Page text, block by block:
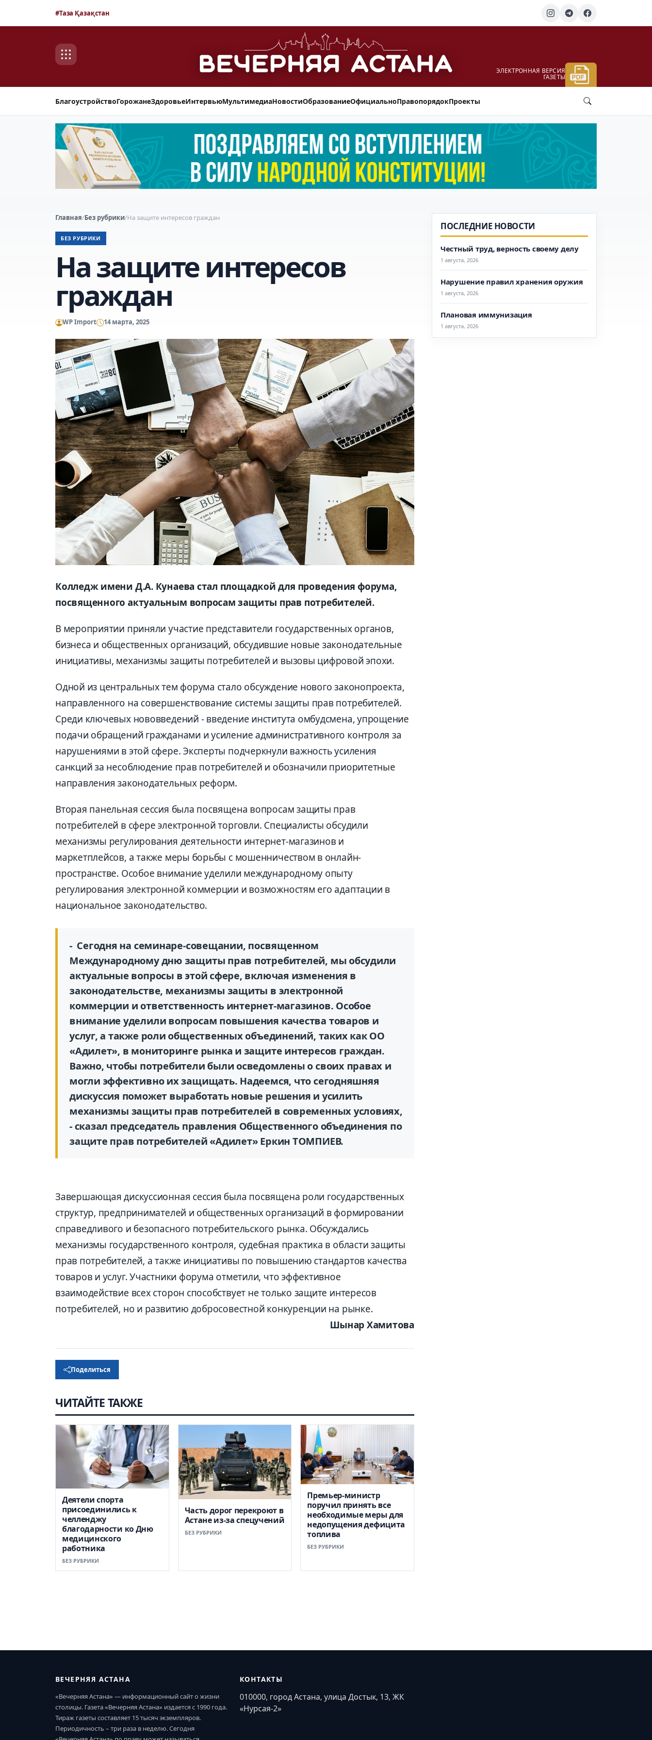
#Таза Қазақстан
ЭЛЕКТРОННАЯ ВЕРСИЯ
ГАЗЕТЫ
БлагоустройствоГорожанеЗдоровьеИнтервьюМультимедиаНовостиОбразованиеОфициальноПравопорядокПроекты
Главная/Без рубрики/На защите интересов граждан
БЕЗ РУБРИКИ
На защите интересов
граждан
WP Import 14 марта, 2025
Колледж имени Д.А. Кунаева стал площадкой для проведения форума,
посвященного актуальным вопросам защиты прав потребителей.
В мероприятии приняли участие представители государственных органов,
бизнеса и общественных организаций, обсудившие новые законодательные
инициативы, механизмы защиты потребителей и вызовы цифровой эпохи.
Одной из центральных тем форума стало обсуждение нового законопроекта,
направленного на совершенствование системы защиты прав потребителей.
Среди ключевых нововведений - введение института омбудсмена, упрощение
подачи обращений гражданами и усиление административного контроля за
нарушениями в этой сфере. Эксперты подчеркнули важность усиления
санкций за несоблюдение прав потребителей и обозначили приоритетные
направления законодательных реформ.
Вторая панельная сессия была посвящена вопросам защиты прав
потребителей в сфере электронной торговли. Специалисты обсудили
механизмы регулирования деятельности интернет-магазинов и
маркетплейсов, а также меры борьбы с мошенничеством в онлайн-
пространстве. Особое внимание уделили международному опыту
регулирования электронной коммерции и возможностям его адаптации в
национальное законодательство.
- Сегодня на семинаре-совещании, посвященном
Международному дню защиты прав потребителей, мы обсудили
актуальные вопросы в этой сфере, включая изменения в
законодательстве, механизмы защиты в электронной
коммерции и ответственность интернет-магазинов. Особое
внимание уделили вопросам повышения качества товаров и
услуг, а также роли общественных объединений, таких как ОО
«Адилет», в мониторинге рынка и защите интересов граждан.
Важно, чтобы потребители были осведомлены о своих правах и
могли эффективно их защищать. Надеемся, что сегодняшняя
дискуссия поможет выработать новые решения и усилить
механизмы защиты прав потребителей в современных условиях,
- сказал председатель правления Общественного объединения по
защите прав потребителей «Адилет» Еркин ТОМПИЕВ.
Завершающая дискуссионная сессия была посвящена роли государственных
структур, предпринимателей и общественных организаций в формировании
справедливого и безопасного потребительского рынка. Обсуждались
механизмы государственного контроля, судебная практика в области защиты
прав потребителей, а также инициативы по повышению стандартов качества
товаров и услуг. Участники форума отметили, что эффективное
взаимодействие всех сторон способствует не только защите интересов
потребителей, но и развитию добросовестной конкуренции на рынке.
Шынар Хамитова
Поделиться
ЧИТАЙТЕ ТАКЖЕ
Деятели спорта
присоединились к
челленджу
благодарности ко Дню
медицинского
работника
БЕЗ РУБРИКИ
Часть дорог перекроют в
Астане из-за спецучений
БЕЗ РУБРИКИ
Премьер-министр
поручил принять все
необходимые меры для
недопущения дефицита
топлива
БЕЗ РУБРИКИ
ПОСЛЕДНИЕ НОВОСТИ
Честный труд, верность своему делу
1 августа, 2026
Нарушение правил хранения оружия
1 августа, 2026
Плановая иммунизация
1 августа, 2026
ВЕЧЕРНЯЯ АСТАНА
«Вечерняя Астана» — информационный сайт о жизни
столицы. Газета «Вечерняя Астана» издается с 1990 года.
Тираж газеты составляет 15 тысяч экземпляров.
Периодичность – три раза в неделю. Сегодня
КОНТАКТЫ
010000, город Астана, улица Достык, 13, ЖК
«Нурсая-2»